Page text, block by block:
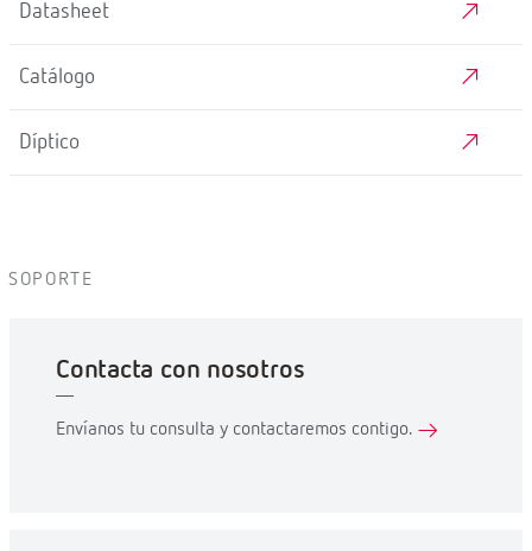
Datasheet
Catálogo
Díptico
SOPORTE
Contacta con nosotros
Envíanos tu consulta y contactaremos contigo.